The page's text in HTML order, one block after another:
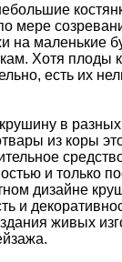
мере
на маленькие
Хотя плоды
есть их
в
из коры
и только
дизайне
и
живых